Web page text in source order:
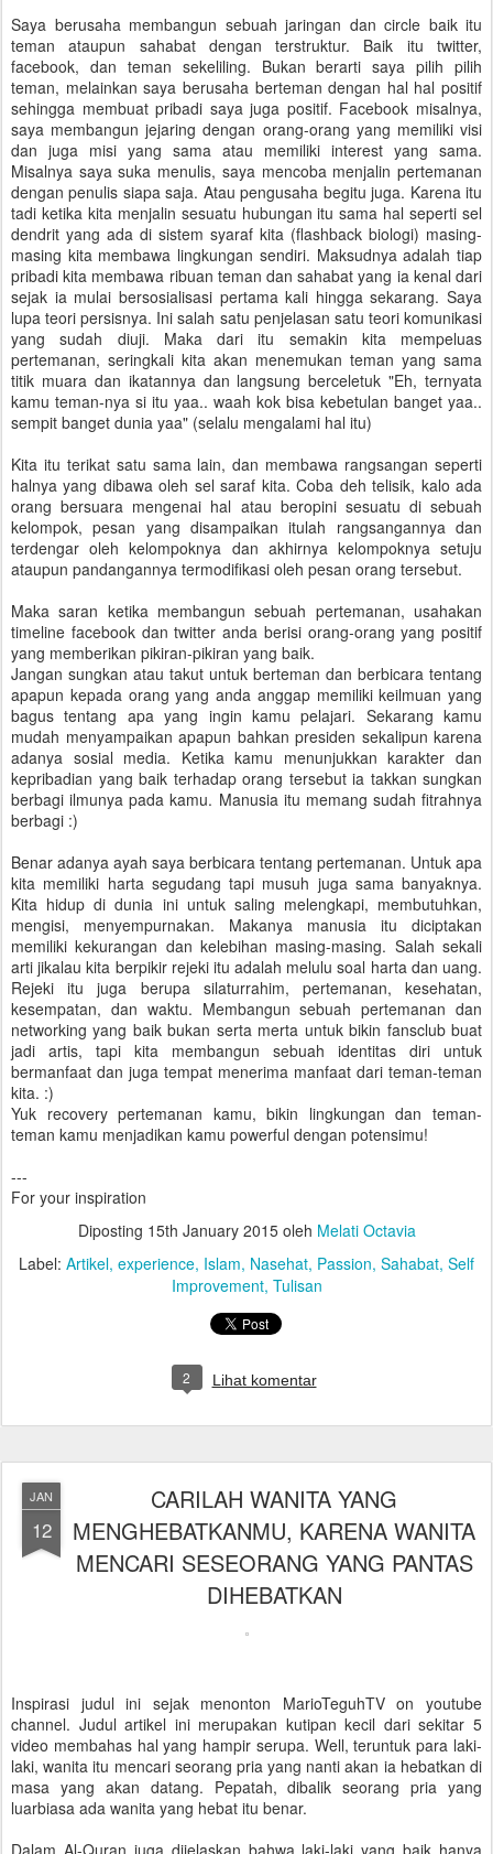
Saya berusaha membangun sebuah jaringan dan circle baik itu
teman ataupun sahabat dengan terstruktur. Baik itu twitter,
facebook, dan teman sekeliling. Bukan berarti saya pilih pilih
teman, melainkan saya berusaha berteman dengan hal hal positif
sehingga membuat pribadi saya juga positif. Facebook misalnya,
saya membangun jejaring dengan orang-orang yang memiliki visi
dan juga misi yang sama atau memiliki interest yang sama.
Misalnya saya suka menulis, saya mencoba menjalin pertemanan
dengan penulis siapa saja. Atau pengusaha begitu juga. Karena itu
tadi ketika kita menjalin sesuatu hubungan itu sama hal seperti sel
dendrit yang ada di sistem syaraf kita (flashback biologi) masing-
masing kita membawa lingkungan sendiri. Maksudnya adalah tiap
pribadi kita membawa ribuan teman dan sahabat yang ia kenal dari
sejak ia mulai bersosialisasi pertama kali hingga sekarang. Saya
lupa teori persisnya. Ini salah satu penjelasan satu teori komunikasi
yang sudah diuji. Maka dari itu semakin kita mempeluas
pertemanan, seringkali kita akan menemukan teman yang sama
titik muara dan ikatannya dan langsung berceletuk "Eh, ternyata
kamu teman-nya si itu yaa.. waah kok bisa kebetulan banget yaa..
sempit banget dunia yaa" (selalu mengalami hal itu)
Kita itu terikat satu sama lain, dan membawa rangsangan seperti
halnya yang dibawa oleh sel saraf kita. Coba deh telisik, kalo ada
orang bersuara mengenai hal atau beropini sesuatu di sebuah
kelompok, pesan yang disampaikan itulah rangsangannya dan
terdengar oleh kelompoknya dan akhirnya kelompoknya setuju
ataupun pandangannya termodifikasi oleh pesan orang tersebut.
Maka saran ketika membangun sebuah pertemanan, usahakan
timeline facebook dan twitter anda berisi orang-orang yang positif
yang memberikan pikiran-pikiran yang baik.
Jangan sungkan atau takut untuk berteman dan berbicara tentang
apapun kepada orang yang anda anggap memiliki keilmuan yang
bagus tentang apa yang ingin kamu pelajari. Sekarang kamu
mudah menyampaikan apapun bahkan presiden sekalipun karena
adanya sosial media. Ketika kamu menunjukkan karakter dan
kepribadian yang baik terhadap orang tersebut ia takkan sungkan
berbagi ilmunya pada kamu. Manusia itu memang sudah fitrahnya
berbagi :)
Benar adanya ayah saya berbicara tentang pertemanan. Untuk apa
kita memiliki harta segudang tapi musuh juga sama banyaknya.
Kita hidup di dunia ini untuk saling melengkapi, membutuhkan,
mengisi, menyempurnakan. Makanya manusia itu diciptakan
memiliki kekurangan dan kelebihan masing-masing. Salah sekali
arti jikalau kita berpikir rejeki itu adalah melulu soal harta dan uang.
Rejeki itu juga berupa silaturrahim, pertemanan, kesehatan,
kesempatan, dan waktu. Membangun sebuah pertemanan dan
networking yang baik bukan serta merta untuk bikin fansclub buat
jadi artis, tapi kita membangun sebuah identitas diri untuk
bermanfaat dan juga tempat menerima manfaat dari teman-teman
kita. :)
Yuk recovery pertemanan kamu, bikin lingkungan dan teman-
teman kamu menjadikan kamu powerful dengan potensimu!
---
For your inspiration
Diposting 15th January 2015oleh Melati Octavia
Label: Artikel experience Islam Nasehat Passion Sahabat Self
Improvement Tulisan
2 Lihat komentar
JAN
12
CARILAH WANITA YANG
MENGHEBATKANMU, KARENA WANITA
MENCARI SESEORANG YANG PANTAS
DIHEBATKAN
Inspirasi judul ini sejak menonton MarioTeguhTV on youtube
channel. Judul artikel ini merupakan kutipan kecil dari sekitar 5
video membahas hal yang hampir serupa. Well, teruntuk para laki-
laki, wanita itu mencari seorang pria yang nanti akan ia hebatkan di
masa yang akan datang. Pepatah, dibalik seorang pria yang
luarbiasa ada wanita yang hebat itu benar.
Dalam Al-Quran juga dijelaskan bahwa laki-laki yang baik hanya